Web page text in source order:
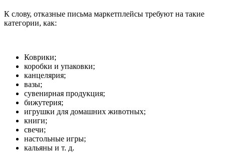
К слову, отказные письма маркетплейсы требуют на такие
категории, как:
Коврики;
коробки и упаковки;
канцелярия;
вазы;
сувенирная продукция;
бижутерия;
игрушки для домашних животных;
книги;
свечи;
настольные игры;
кальяны и т. д.